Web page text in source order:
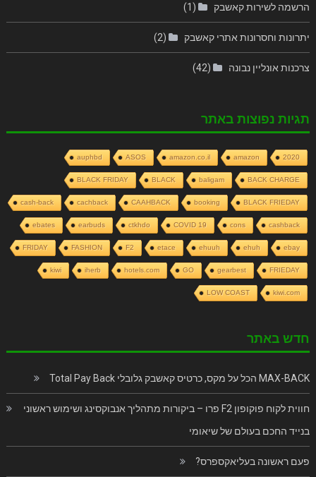
הרשמה לשירות קאשבק (1)
יתרונות וחסרונות אתרי קאשבק (2)
צרכנות אונליין נבונה (42)
תגיות נפוצות באתר
2020
amazon
amazon.co.il
ASOS
auphbd
BACK CHARGE
baligam
BLACK
BLACK FRIDAY
BLACK FRIEDAY
booking
CAAHBACK
cachback
cash-back
cashback
cons
COVID 19
ctkhdo
earbuds
ebates
ebay
ehuh
ehuuh
etace
F2
FASHION
FRIDAY
FRIEDAY
gearbest
GO
hotels.com
iherb
kiwi
kiwi.com
LOW COAST
חדש באתר
MAX-BACK הכל על מקס, כרטיס קאשבק גלובלי Total Pay Back
חווית לקוח פוקופון F2 פרו – ביקורות מתהליך אנבוקסינג ושימוש ראשוני
בנייד החכם בעולם של שיאומי
פעם ראשונה בעליאקספרס?